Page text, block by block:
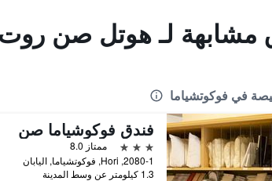
مشابهة لـ هوتل صن
في فوكوتشياما
فندق فوكوشياما صن
3 نجوم
ممتاز 8.0
2080-1, Hori, فوكوتشياما, اليابان
1.3 كيلومتر عن وسط المدينة